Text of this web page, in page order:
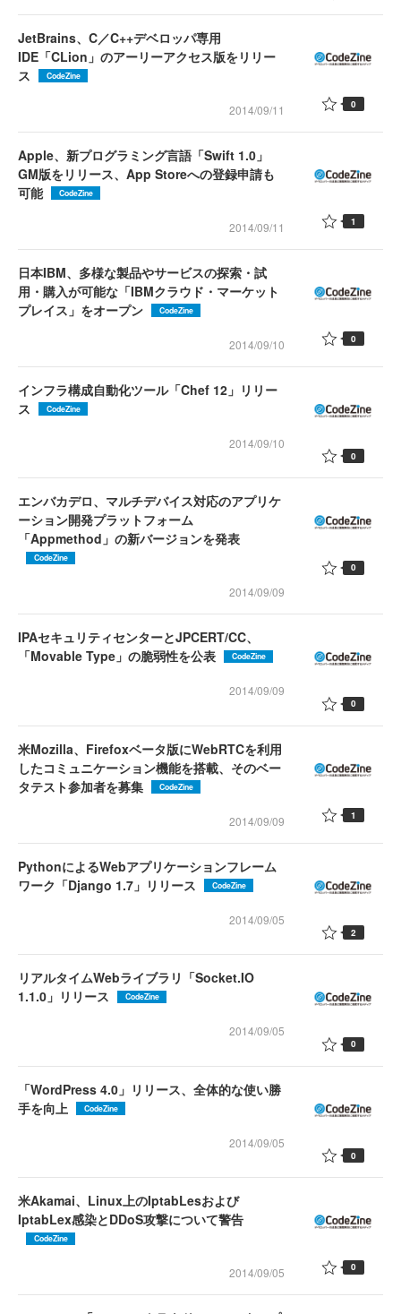
JetBrains、C／C++デベロッパ専用
IDE「CLion」のアーリーアクセス版をリリー
ス
CodeZine
2014/09/11 0
Apple、新プログラミング言語「Swift 1.0」
GM版をリリース、App Storeへの登録申請も
可能
CodeZine
2014/09/11 1
日本IBM、多様な製品やサービスの探索・試
用・購入が可能な「IBMクラウド・マーケット
プレイス」をオープン
CodeZine
2014/09/10 0
インフラ構成自動化ツール「Chef 12」リリー
ス
CodeZine
2014/09/10
0
エンバカデロ、マルチデバイス対応のアプリケ
ーション開発プラットフォーム
「Appmethod」の新バージョンを発表
CodeZine
2014/09/09
0
IPAセキュリティセンターとJPCERT/CC、
「Movable Type」の脆弱性を公表
CodeZine
2014/09/09
0
米Mozilla、Firefoxベータ版にWebRTCを利用
したコミュニケーション機能を搭載、そのベー
タテスト参加者を募集
CodeZine
2014/09/09 1
PythonによるWebアプリケーションフレーム
ワーク「Django 1.7」リリース
CodeZine
2014/09/05
2
リアルタイムWebライブラリ「Socket.IO
1.1.0」リリース
CodeZine
2014/09/05
0
「WordPress 4.0」リリース、全体的な使い勝
手を向上
CodeZine
2014/09/05
0
米Akamai、Linux上のIptabLesおよび
IptabLex感染とDDoS攻撃について警告
CodeZine
2014/09/05 0